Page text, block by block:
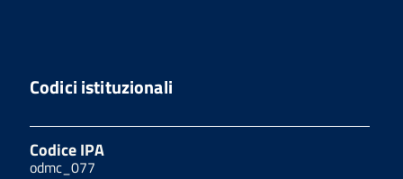
Codici istituzionali
Codice IPA
odmc_077